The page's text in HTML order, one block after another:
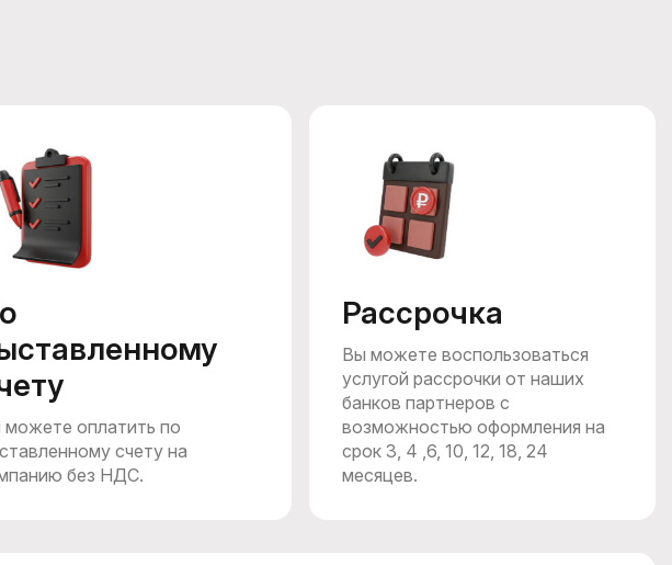
можете оплатить по
счету на
без НДС.
Рассрочка
Вы можете воспользоваться
услугой рассрочки от наших
банков партнеров c
возможностью оформления на
срок 3, 4 ,6, 10, 12, 18, 24
месяцев.